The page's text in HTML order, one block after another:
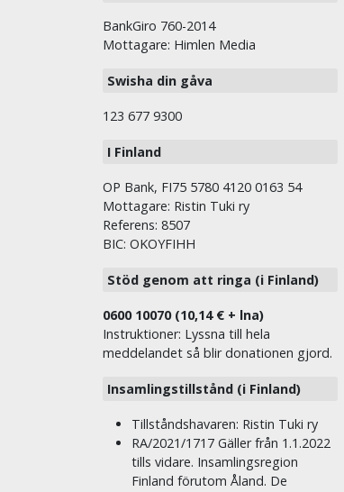
BankGiro 760-2014
Mottagare: Himlen Media
Swisha din gåva
123 677 9300
I Finland
OP Bank, FI75 5780 4120 0163 54
Mottagare: Ristin Tuki ry
Referens: 8507
BIC: OKOYFIHH
Stöd genom att ringa (i Finland)
0600 10070 (10,14 € + lna)
Instruktioner: Lyssna till hela
meddelandet så blir donationen gjord.
Insamlingstillstånd (i Finland)
Tillståndshavaren: Ristin Tuki ry
RA/2021/1717 Gäller från 1.1.2022
tills vidare. Insamlingsregion
Finland förutom Åland. De